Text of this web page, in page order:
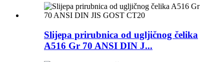
Slijepa prirubnica od ugljičnog čelika
A516 Gr 70 ANSI DIN J...